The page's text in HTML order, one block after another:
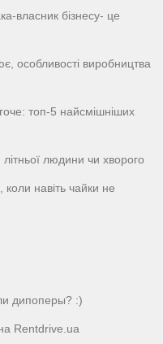
власник бізнесу- це
особливості виробництва
топ-5 найсмішніших
людини чи хворого
навіть чайки не
дипоперы? :)
Rentdrive.ua